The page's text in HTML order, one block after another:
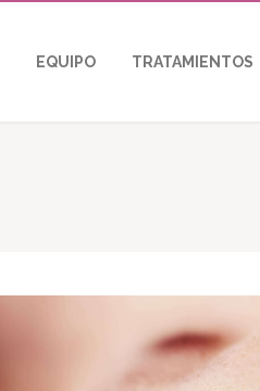
EQUIPO TRATAMIENTOS